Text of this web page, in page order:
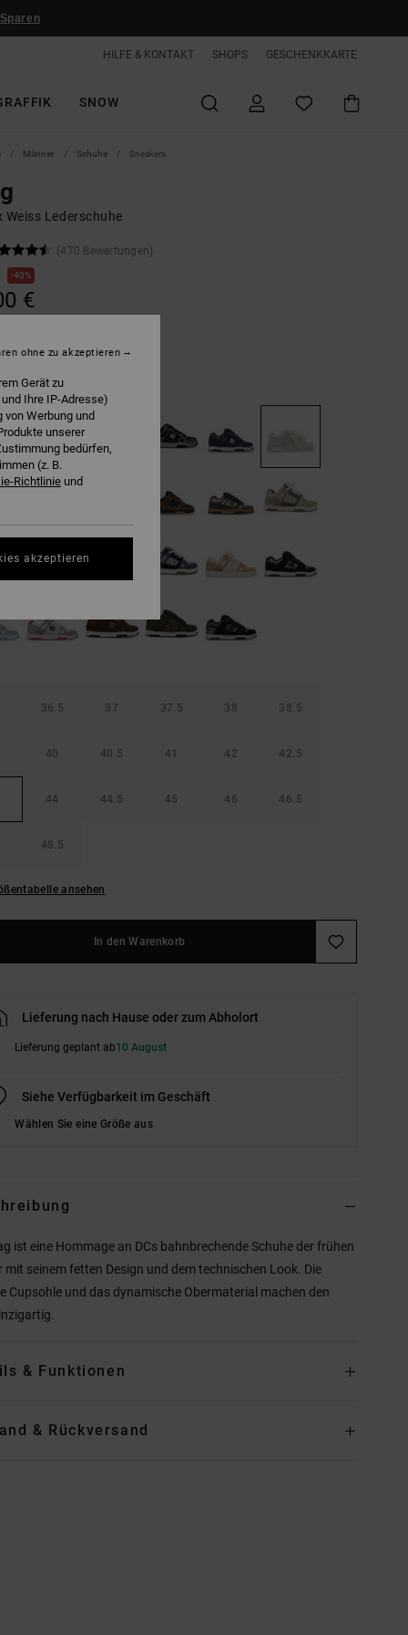
HILFE & KONTAKT SHOPS GESCHENKKARTE
SNOW
Männer Schuhe Sneakers
Weiss Lederschuhe
(470 Bewertungen)
40%
€
lace
36.5 37 37.5 38 38.5
40 40.5 41 42 42.5
44 44.5 45 46 46.5
48.5
ansehen
In den Warenkorb
Lieferung nach Hause oder zum Abholort
Lieferung geplant ab10 August
Siehe Verfügbarkeit im Geschäft
Wählen Sie eine Größe aus
ist eine Hommage an DCs bahnbrechende Schuhe der frühen
mit seinem fetten Design und dem technischen Look. Die
Cupsohle und das dynamische Obermaterial machen den
& Funktionen
& Rückversand
Gerät zu
Ihre IP-Adresse)
Werbung und
unserer
bedürfen,
(z. B.
Richtlinie und
ohne zu akzeptieren
akzeptieren